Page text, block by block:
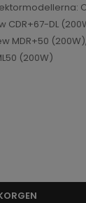
CDR+67-DL
MDR+50
(200W)